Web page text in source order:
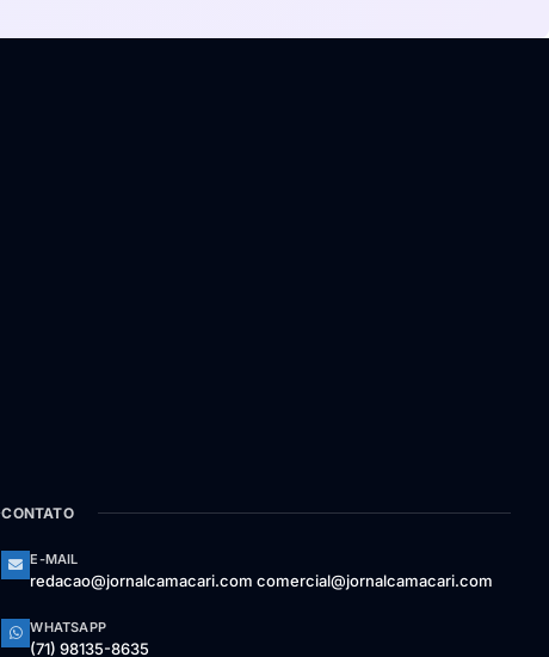
CONTATO
E-MAIL
redacao@jornalcamacari.com comercial@jornalcamacari.com
WHATSAPP
(71) 98135-8635